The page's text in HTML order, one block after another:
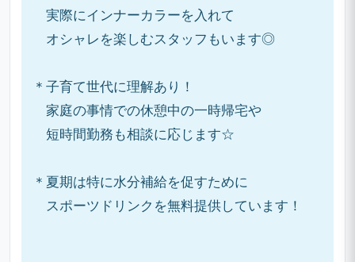
実際にインナーカラーを入れて
オシャレを楽しむスタッフもいます◎
＊子育て世代に理解あり！
家庭の事情での休憩中の一時帰宅や
短時間勤務も相談に応じます☆
＊夏期は特に水分補給を促すために
スポーツドリンクを無料提供しています！